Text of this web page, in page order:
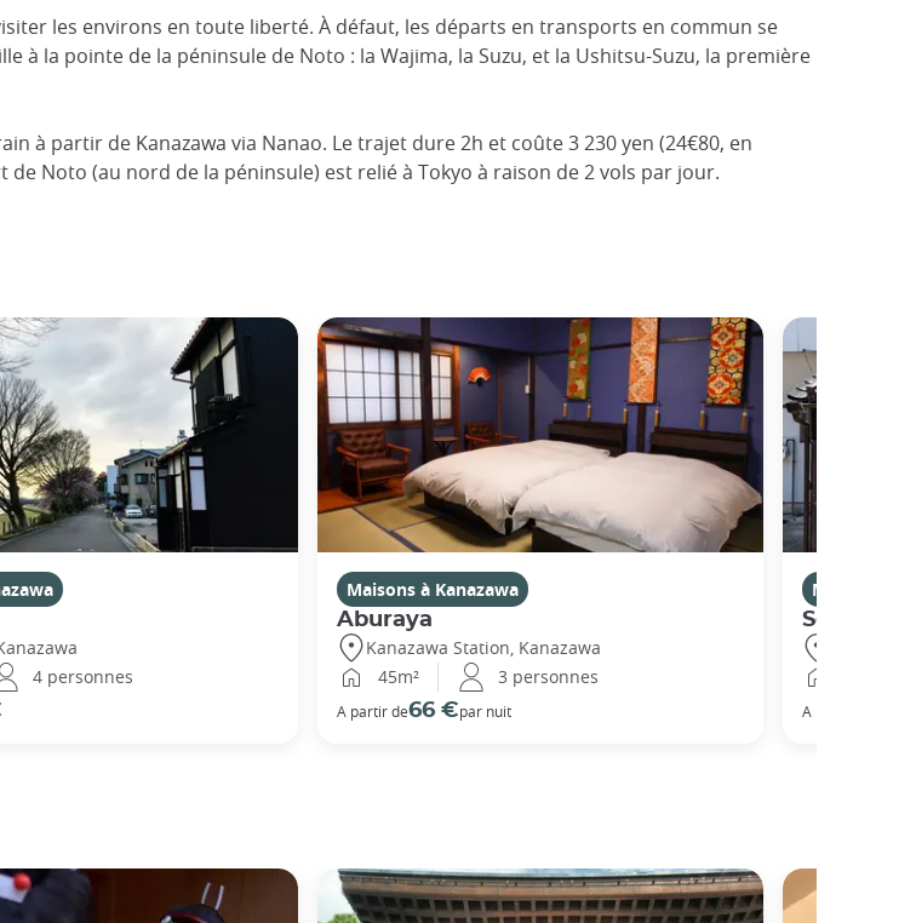
les environs en toute liberté. À défaut, les départs en transports en commun se
à la pointe de la péninsule de Noto : la Wajima, la Suzu, et la Ushitsu-Suzu, la première
à partir de Kanazawa via Nanao. Le trajet dure 2h et coûte 3 230 yen (24€80, en
Noto (au nord de la péninsule) est relié à Tokyo à raison de 2 vols par jour.
4 personnes
Maisons à Kanazawa
Aburaya
Kanazawa Station, Kanazawa
45m²
3 personnes
A partir de66 €par nuit
Maisons à
Sennichi
A partir de